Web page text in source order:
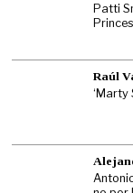
Patti
Raúl
‘Marty